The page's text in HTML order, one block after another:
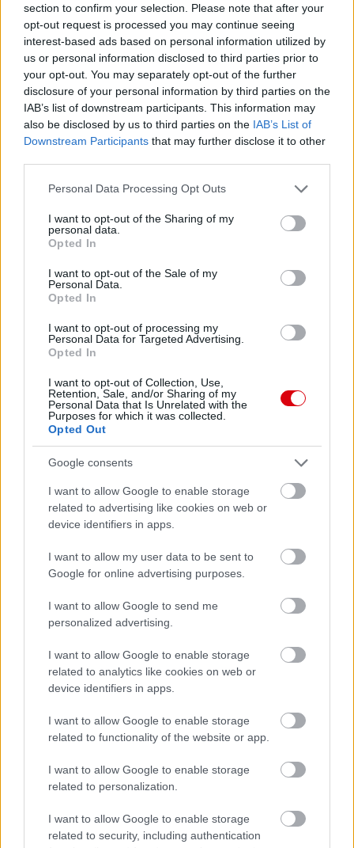
section to confirm your selection. Please note that after your
opt-out request is processed you may continue seeing
interest-based ads based on personal information utilized by
us or personal information disclosed to third parties prior to
your opt-out. You may separately opt-out of the further
disclosure of your personal information by third parties on the
IAB’s list of downstream participants. This information may
also be disclosed by us to third parties on the IAB’s List of
Downstream Participants that may further disclose it to other
Please note that this website/app uses one or more Google
not limited to your visit or usage behaviour. You may click to
grant or deny consent to Google and its third-party tags to
use your data for below specified purposes in below Google
consent section.
Personal Data Processing Opt Outs
I want to opt-out of the Sharing of my
personal data.
Opted In
I want to opt-out of the Sale of my
Personal Data.
Opted In
I want to opt-out of processing my
Personal Data for Targeted Advertising.
Opted In
I want to opt-out of Collection, Use,
Retention, Sale, and/or Sharing of my
Personal Data that Is Unrelated with the
Purposes for which it was collected.
Opted Out
Google consents
I want to allow Google to enable storage
related to advertising like cookies on web or
device identifiers in apps.
I want to allow my user data to be sent to
Google for online advertising purposes.
I want to allow Google to send me
personalized advertising.
I want to allow Google to enable storage
related to analytics like cookies on web or
device identifiers in apps.
I want to allow Google to enable storage
related to functionality of the website or app.
I want to allow Google to enable storage
related to personalization.
I want to allow Google to enable storage
related to security, including authentication
Meccs Center
Paris Saint-Germainvs
Manchester United
Felkészülési szezon 4. mérkőzés
Nya Ullevi, Göteborg
2026-08-08 17:00
Leeds Unitedvs Manchester United
AC MilanvsManchester United
ELŐZŐ MÉRKŐZÉSEK
Támogatás
Támogasd adományoddal
a ManUtdFanatics.hu működését!
Kapcsolódó hírek
PLETYKÁK, ÁTIGAZOLÁSOK
TÁRGYALÁSOKAT FOLYTAT A
UNITED TIELEMANSRÓL